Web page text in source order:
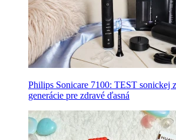
Philips Sonicare 7100: TEST sonickej
generácie pre zdravé ďasná